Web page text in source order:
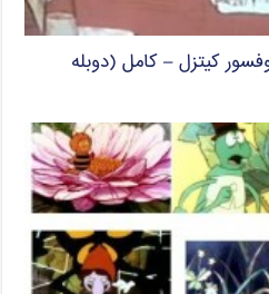
کیتزل – کامل (دوبله